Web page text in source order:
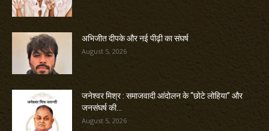
अभिजीत दीपके और नई पीढ़ी का संघर्ष
August 5, 2026
जनेश्वर मिश्र : समाजवादी आंदोलन के “छोटे लोहिया” और
जनसंघर्ष की...
August 5, 2026